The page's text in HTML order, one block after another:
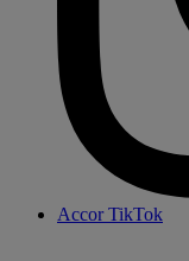
Accor TikTok